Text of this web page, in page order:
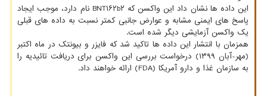
این داده ها نشان داد این واکسن که BNT۱۶۲b۲ نام دارد، موجب ایجاد
پاسخ های ایمنی مشابه و عوارض جانبی کمتر نسبت به داده های قبلی
یک واکسن آزمایشی دیگر شده است.
همزمان با انتشار این داده ها تاکید شد که فایزر و بیونتک در ماه اکتبر
(مهر-آبان ۱۳۹۹) درخواست بررسی این واکسن برای دریافت تائیدیه را
به سازمان غذا و دارو آمریکا (FDA) ارائه خواهند داد.